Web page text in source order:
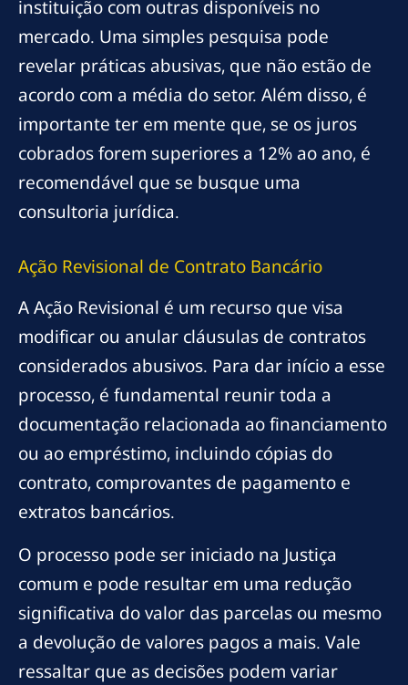
instituição com outras disponíveis no
mercado. Uma simples pesquisa pode
revelar práticas abusivas, que não estão de
acordo com a média do setor. Além disso, é
importante ter em mente que, se os juros
cobrados forem superiores a 12% ao ano, é
recomendável que se busque uma
consultoria jurídica.
Ação Revisional de Contrato Bancário
A Ação Revisional é um recurso que visa
modificar ou anular cláusulas de contratos
considerados abusivos. Para dar início a esse
processo, é fundamental reunir toda a
documentação relacionada ao financiamento
ou ao empréstimo, incluindo cópias do
contrato, comprovantes de pagamento e
extratos bancários.
O processo pode ser iniciado na Justiça
comum e pode resultar em uma redução
significativa do valor das parcelas ou mesmo
a devolução de valores pagos a mais. Vale
ressaltar que as decisões podem variar